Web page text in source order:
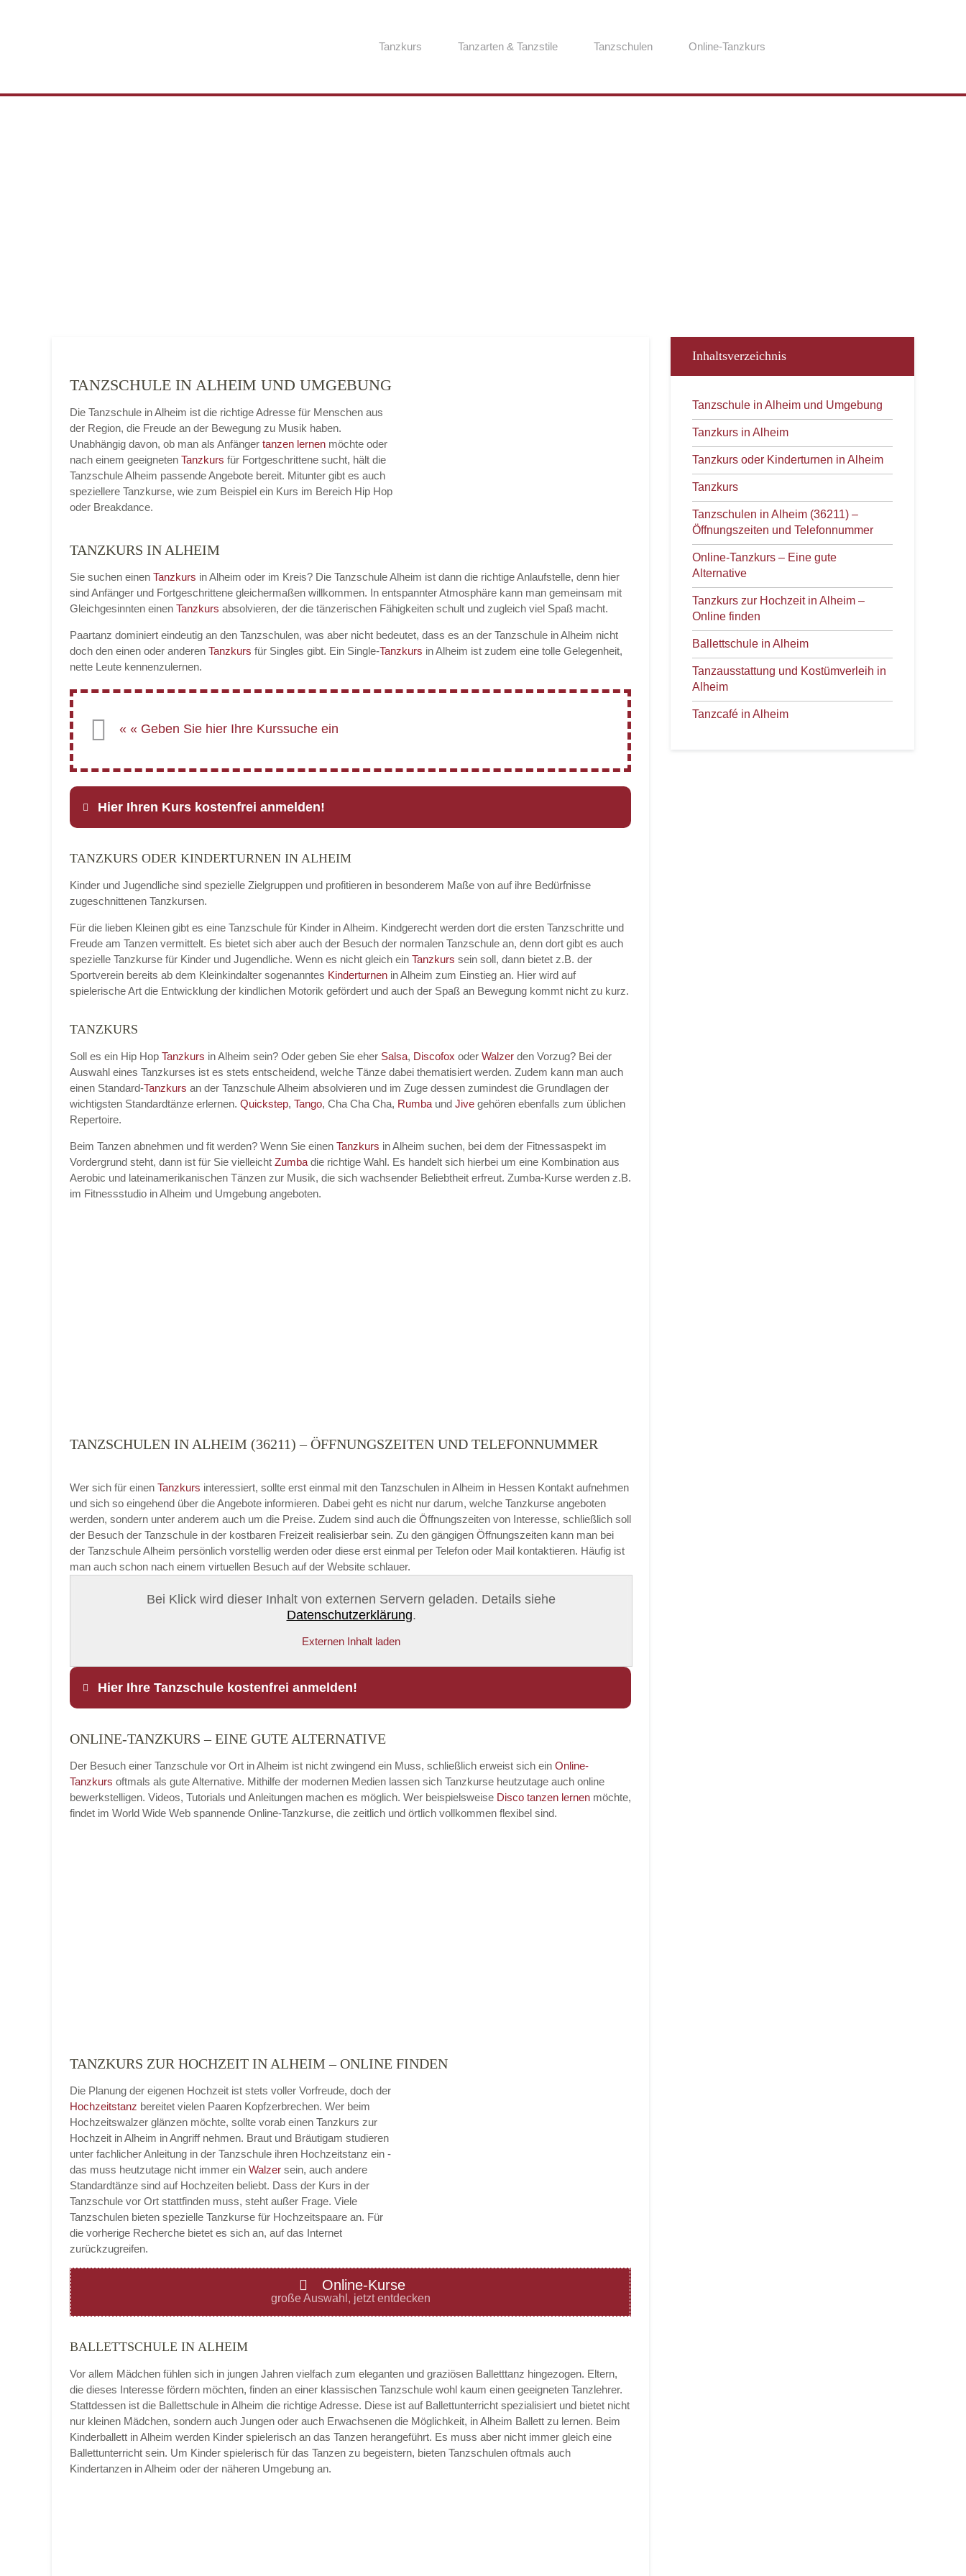
Tanzkurs Tanzarten & Tanzstile Tanzschulen Online-Tanzkurs
TANZSCHULE IN ALHEIM UND UMGEBUNG
Die Tanzschule in Alheim ist die richtige Adresse für Menschen aus
der Region, die Freude an der Bewegung zu Musik haben.
Unabhängig davon, ob man als Anfänger tanzen lernen möchte oder
nach einem geeigneten Tanzkurs für Fortgeschrittene sucht, hält die
Tanzschule Alheim passende Angebote bereit. Mitunter gibt es auch
speziellere Tanzkurse, wie zum Beispiel ein Kurs im Bereich Hip Hop
oder Breakdance.
TANZKURS IN ALHEIM
Sie suchen einen Tanzkurs in Alheim oder im Kreis? Die Tanzschule Alheim ist dann die richtige Anlaufstelle, denn hier
sind Anfänger und Fortgeschrittene gleichermaßen willkommen. In entspannter Atmosphäre kann man gemeinsam mit
Gleichgesinnten einen Tanzkurs absolvieren, der die tänzerischen Fähigkeiten schult und zugleich viel Spaß macht.
Paartanz dominiert eindeutig an den Tanzschulen, was aber nicht bedeutet, dass es an der Tanzschule in Alheim nicht
doch den einen oder anderen Tanzkurs für Singles gibt. Ein Single-Tanzkurs in Alheim ist zudem eine tolle Gelegenheit,
nette Leute kennenzulernen.
Hier Ihren Kurs kostenfrei anmelden!
E-Mail*
Name der Tanzschule
Kontakt E-Mail
Kontakt Telefonnummer
ABSENDEN
TANZKURS ODER KINDERTURNEN IN ALHEIM
Kinder und Jugendliche sind spezielle Zielgruppen und profitieren in besonderem Maße von auf ihre Bedürfnisse
zugeschnittenen Tanzkursen.
Für die lieben Kleinen gibt es eine Tanzschule für Kinder in Alheim. Kindgerecht werden dort die ersten Tanzschritte und
Freude am Tanzen vermittelt. Es bietet sich aber auch der Besuch der normalen Tanzschule an, denn dort gibt es auch
spezielle Tanzkurse für Kinder und Jugendliche. Wenn es nicht gleich ein Tanzkurs sein soll, dann bietet z.B. der
Sportverein bereits ab dem Kleinkindalter sogenanntes Kinderturnen in Alheim zum Einstieg an. Hier wird auf
spielerische Art die Entwicklung der kindlichen Motorik gefördert und auch der Spaß an Bewegung kommt nicht zu kurz.
TANZKURS
Soll es ein Hip Hop Tanzkurs in Alheim sein? Oder geben Sie eher Salsa, Discofox oder Walzer den Vorzug? Bei der
Auswahl eines Tanzkurses ist es stets entscheidend, welche Tänze dabei thematisiert werden. Zudem kann man auch
einen Standard-Tanzkurs an der Tanzschule Alheim absolvieren und im Zuge dessen zumindest die Grundlagen der
wichtigsten Standardtänze erlernen. Quickstep, Tango, Cha Cha Cha, Rumba und Jive gehören ebenfalls zum üblichen
Repertoire.
Beim Tanzen abnehmen und fit werden? Wenn Sie einen Tanzkurs in Alheim suchen, bei dem der Fitnessaspekt im
Vordergrund steht, dann ist für Sie vielleicht Zumba die richtige Wahl. Es handelt sich hierbei um eine Kombination aus
Aerobic und lateinamerikanischen Tänzen zur Musik, die sich wachsender Beliebtheit erfreut. Zumba-Kurse werden z.B.
im Fitnessstudio in Alheim und Umgebung angeboten.
TANZSCHULEN IN ALHEIM (36211) – ÖFFNUNGSZEITEN UND TELEFONNUMMER
Wer sich für einen Tanzkurs interessiert, sollte erst einmal mit den Tanzschulen in Alheim in Hessen Kontakt aufnehmen
und sich so eingehend über die Angebote informieren. Dabei geht es nicht nur darum, welche Tanzkurse angeboten
werden, sondern unter anderem auch um die Preise. Zudem sind auch die Öffnungszeiten von Interesse, schließlich soll
der Besuch der Tanzschule in der kostbaren Freizeit realisierbar sein. Zu den gängigen Öffnungszeiten kann man bei
der Tanzschule Alheim persönlich vorstellig werden oder diese erst einmal per Telefon oder Mail kontaktieren. Häufig ist
man auch schon nach einem virtuellen Besuch auf der Website schlauer.
Bei Klick wird dieser Inhalt von externen Servern geladen. Details siehe
Datenschutzerklärung.
Externen Inhalt laden
Hier Ihre Tanzschule kostenfrei anmelden!
E-Mail*
Telefonnummer
E-Mail-Adresse
—
HINZUFÜGEN
Mittwoch ÖFFNUNGSZEITEN
ONLINE-TANZKURS – EINE GUTE ALTERNATIVE
Der Besuch einer Tanzschule vor Ort in Alheim ist nicht zwingend ein Muss, schließlich erweist sich ein Online-
Tanzkurs oftmals als gute Alternative. Mithilfe der modernen Medien lassen sich Tanzkurse heutzutage auch online
bewerkstelligen. Videos, Tutorials und Anleitungen machen es möglich. Wer beispielsweise Disco tanzen lernen möchte,
findet im World Wide Web spannende Online-Tanzkurse, die zeitlich und örtlich vollkommen flexibel sind.
TANZKURS ZUR HOCHZEIT IN ALHEIM – ONLINE FINDEN
Die Planung der eigenen Hochzeit ist stets voller Vorfreude, doch der
Hochzeitstanz bereitet vielen Paaren Kopfzerbrechen. Wer beim
Hochzeitswalzer glänzen möchte, sollte vorab einen Tanzkurs zur
Hochzeit in Alheim in Angriff nehmen. Braut und Bräutigam studieren
unter fachlicher Anleitung in der Tanzschule ihren Hochzeitstanz ein -
das muss heutzutage nicht immer ein Walzer sein, auch andere
Standardtänze sind auf Hochzeiten beliebt. Dass der Kurs in der
Tanzschule vor Ort stattfinden muss, steht außer Frage. Viele
Tanzschulen bieten spezielle Tanzkurse für Hochzeitspaare an. Für
die vorherige Recherche bietet es sich an, auf das Internet
zurückzugreifen.
Online-Kurse
große Auswahl, jetzt entdecken
BALLETTSCHULE IN ALHEIM
Vor allem Mädchen fühlen sich in jungen Jahren vielfach zum eleganten und graziösen Balletttanz hingezogen. Eltern,
die dieses Interesse fördern möchten, finden an einer klassischen Tanzschule wohl kaum einen geeigneten Tanzlehrer.
Stattdessen ist die Ballettschule in Alheim die richtige Adresse. Diese ist auf Ballettunterricht spezialisiert und bietet nicht
nur kleinen Mädchen, sondern auch Jungen oder auch Erwachsenen die Möglichkeit, in Alheim Ballett zu lernen. Beim
Kinderballett in Alheim werden Kinder spielerisch an das Tanzen herangeführt. Es muss aber nicht immer gleich eine
Ballettunterricht sein. Um Kinder spielerisch für das Tanzen zu begeistern, bieten Tanzschulen oftmals auch
Kindertanzen in Alheim oder der näheren Umgebung an.
Inhaltsverzeichnis
Tanzschule in Alheim und Umgebung
Tanzkurs in Alheim
Tanzkurs oder Kinderturnen in Alheim
Tanzkurs
Tanzschulen in Alheim (36211) –
Öffnungszeiten und Telefonnummer
Online-Tanzkurs – Eine gute
Alternative
Tanzkurs zur Hochzeit in Alheim –
Online finden
Ballettschule in Alheim
Tanzausstattung und Kostümverleih in
Alheim
Tanzcafé in Alheim